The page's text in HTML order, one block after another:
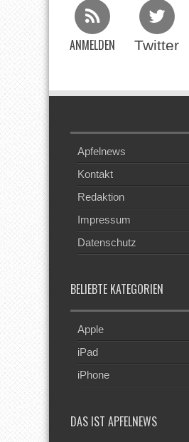
ANMELDEN Twitter
Apfelnews
Kontakt
Redaktion
Impressum
Datenschutz
BELIEBTE KATEGORIEN
Apple
iPad
iPhone
DAS IST APFELNEWS